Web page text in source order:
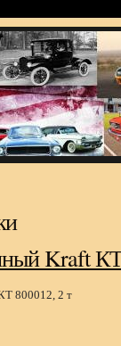
Kraft